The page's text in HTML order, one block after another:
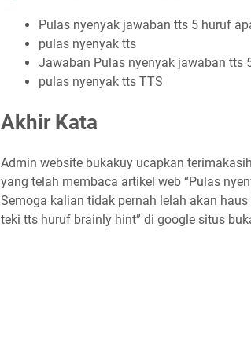
Pulas nyenyak jawaban tts 5 huruf
pulas nyenyak tts
Jawaban Pulas nyenyak jawaban tts
pulas nyenyak tts TTS
Akhir Kata
Admin website bukakuy ucapkan
yang telah membaca artikel web “Pulas
Semoga kalian tidak pernah lelah akan
teki tts huruf brainly hint” di google situs